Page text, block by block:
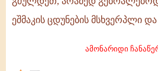
დაგიფარავთ
სულიერი
ეშმაკის ცდუნების მსხვერპლი
ამონარიდი